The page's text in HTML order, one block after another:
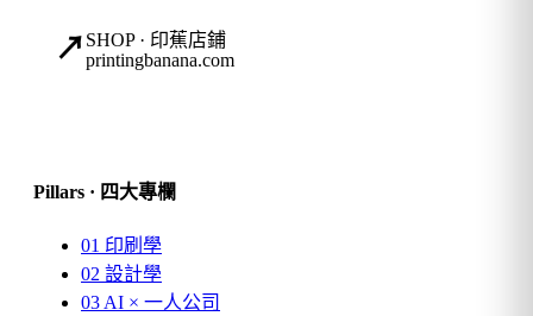
↗ SHOP · 印蕉店鋪
printingbanana.com
Pillars · 四大專欄
01 印刷學
02 設計學
03 AI × 一人公司